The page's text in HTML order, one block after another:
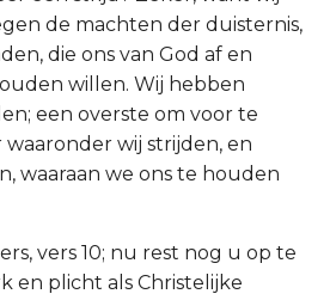
de machten der duisternis,
die ons van God af en
willen. Wij hebben
een overste om voor te
wij strijden, en
waaraan we ons te houden
vers 10; nu rest nog u op te
en plicht als Christelijke